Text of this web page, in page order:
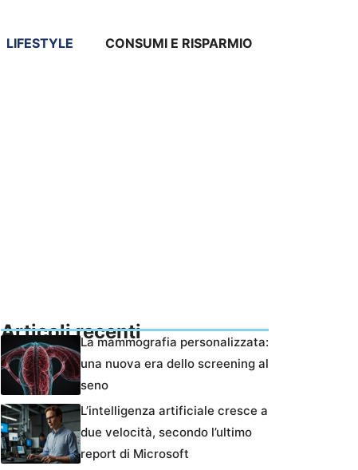
LIFESTYLE CONSUMI E RISPARMIO
Articoli recentiLa mammografia personalizzata:
una nuova era dello screening al
seno
L’intelligenza artificiale cresce a
due velocità, secondo l’ultimo
report di Microsoft